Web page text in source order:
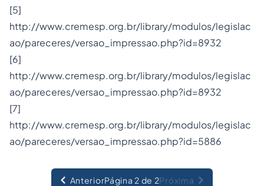
[5]
http://www.cremesp.org.br/library/modulos/legislac
ao/pareceres/versao_impressao.php?id=8932
[6]
http://www.cremesp.org.br/library/modulos/legislac
ao/pareceres/versao_impressao.php?id=8932
[7]
http://www.cremesp.org.br/library/modulos/legislac
ao/pareceres/versao_impressao.php?id=5886
AnteriorPágina 2 de 2Próxima